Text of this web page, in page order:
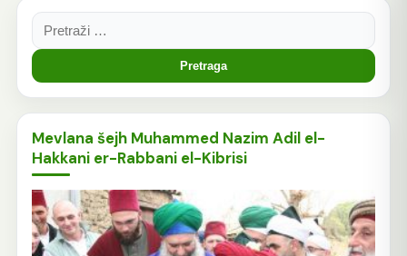
Pretraga:
Mevlana šejh Muhammed Nazim Adil el-
Hakkani er-Rabbani el-Kibrisi